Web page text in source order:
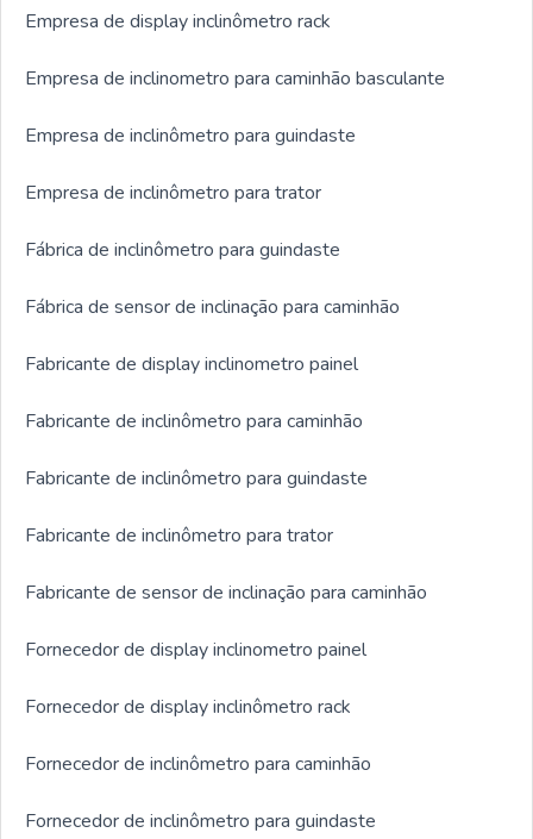
Empresa de display inclinômetro rack
Empresa de inclinometro para caminhão basculante
Empresa de inclinômetro para guindaste
Empresa de inclinômetro para trator
Fábrica de inclinômetro para guindaste
Fábrica de sensor de inclinação para caminhão
Fabricante de display inclinometro painel
Fabricante de inclinômetro para caminhão
Fabricante de inclinômetro para guindaste
Fabricante de inclinômetro para trator
Fabricante de sensor de inclinação para caminhão
Fornecedor de display inclinometro painel
Fornecedor de display inclinômetro rack
Fornecedor de inclinômetro para caminhão
Fornecedor de inclinômetro para guindaste